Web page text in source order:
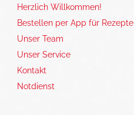
Herzlich Willkommen!
Bestellen per App für Rezepte
Unser Team
Unser Service
Kontakt
Notdienst